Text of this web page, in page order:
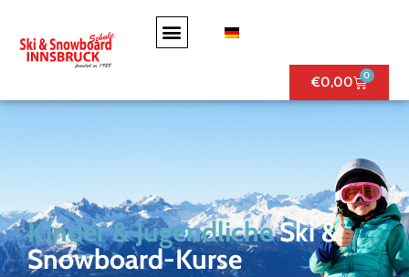
€0,00 0
Kinder & JugendlicheSki &
Snowboard-Kurse